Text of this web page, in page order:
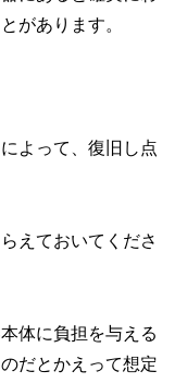
があります。
よって、復旧し点
えておいてくださ
体に負担を与える
だとかえって想定